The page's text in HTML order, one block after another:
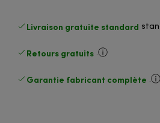
Livraison gratuite standard
Retours gratuits .
Garantie fabricant complète .